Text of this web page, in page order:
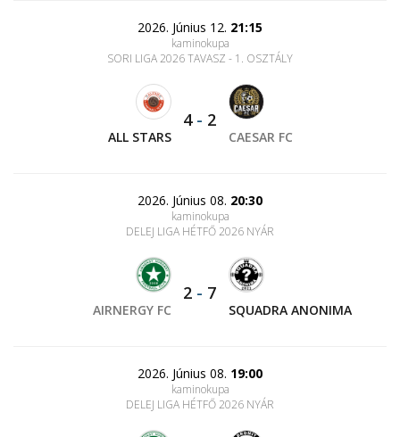
2026. Június 12. 21:15
kaminokupa
SORI LIGA 2026 TAVASZ - 1. OSZTÁLY
ALL STARS
4- 2
CAESAR FC
2026. Június 08. 20:30
kaminokupa
DELEJ LIGA HÉTFŐ 2026 NYÁR
AIRNERGY FC
2 - 7
SQUADRA ANONIMA
2026. Június 08. 19:00
kaminokupa
DELEJ LIGA HÉTFŐ 2026 NYÁR